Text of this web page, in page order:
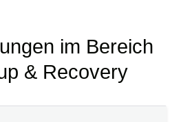
im Bereich
& Recovery